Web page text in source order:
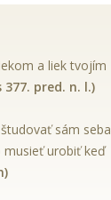
a liek tvojím
pred. n. l.)
sám seba
musieť urobiť keď